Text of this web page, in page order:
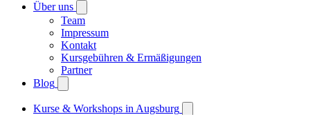
Über uns
Team
Impressum
Kontakt
Kursgebühren & Ermäßigungen
Partner
Blog
Kurse & Workshops in Augsburg